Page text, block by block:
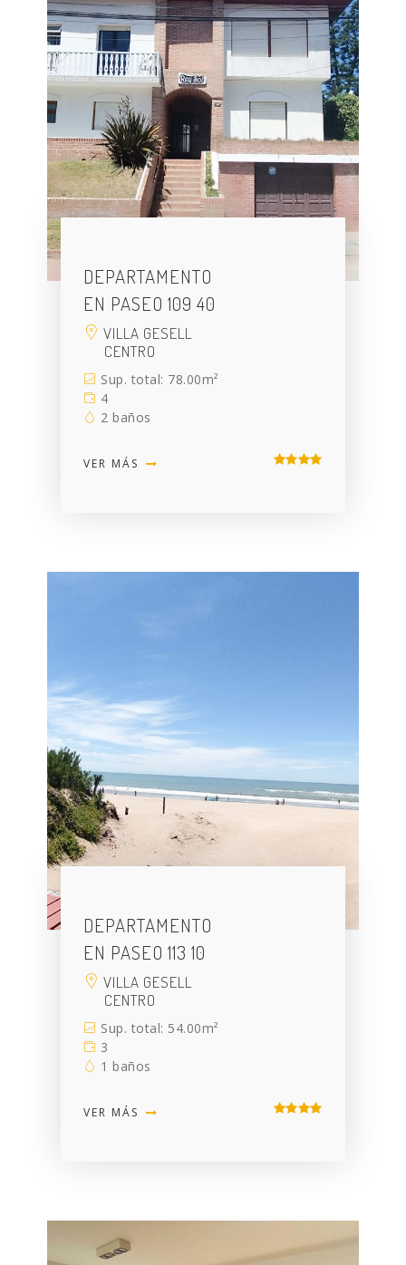
DEPARTAMENTO
EN PASEO 109 40
VILLA GESELL
CENTRO
Sup. total: 78.00m²
4
2 baños
VER MÁS
DEPARTAMENTO
EN PASEO 113 10
VILLA GESELL
CENTRO
Sup. total: 54.00m²
3
1 baños
VER MÁS